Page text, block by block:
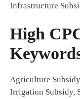
Infrastructure
High
Agriculture
Irrigation Subsidy,